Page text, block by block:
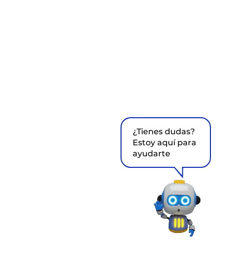
¿Tienes dudas?
Estoy aquí para
ayudarte